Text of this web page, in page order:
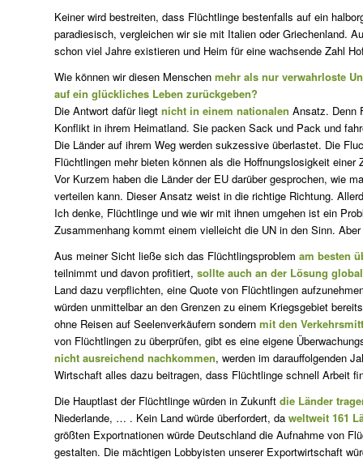
Keiner wird bestreiten, dass Flüchtlinge bestenfalls auf ein
paradiesisch, vergleichen wir sie mit Italien oder Griechenland.
schon viel Jahre existieren und Heim für eine wachsende Zahl
Wie können wir diesen Menschen mehr als nur verwahrloste
auf ein glückliches Leben zurückgeben?
Die Antwort dafür liegt nicht in einem nationalen Ansatz. Denn
Konflikt in ihrem Heimatland. Sie packen Sack und Pack und
Die Länder auf ihrem Weg werden sukzessive überlastet. Die
Flüchtlingen mehr bieten können als die Hoffnungslosigkeit einer
Vor Kurzem haben die Länder der EU darüber gesprochen, wie
verteilen kann. Dieser Ansatz weist in die richtige Richtung.
Ich denke, Flüchtlinge und wie wir mit ihnen umgehen ist ein
Zusammenhang kommt einem vielleicht die UN in den Sinn.
Aus meiner Sicht ließe sich das Flüchtlingsproblem am besten
teilnimmt und davon profitiert, sollte auch an der Lösung
Land dazu verpflichten, eine Quote von Flüchtlingen
würden unmittelbar an den Grenzen zu einem Kriegsgebiet bereits
ohne Reisen auf Seelenverkäufern sondern mit den
von Flüchtlingen zu überprüfen, gibt es eine eigene
nicht ausreichend nachkommen, werden im darauffolgenden
Wirtschaft alles dazu beitragen, dass Flüchtlinge schnell Arbeit
Die Hauptlast der Flüchtlinge würden in Zukunft die Länder
Niederlande, … . Kein Land würde überfordert, da weltweit 161
größten Exportnationen würde Deutschland die Aufnahme von
gestalten. Die mächtigen Lobbyisten unserer Exportwirtschaft